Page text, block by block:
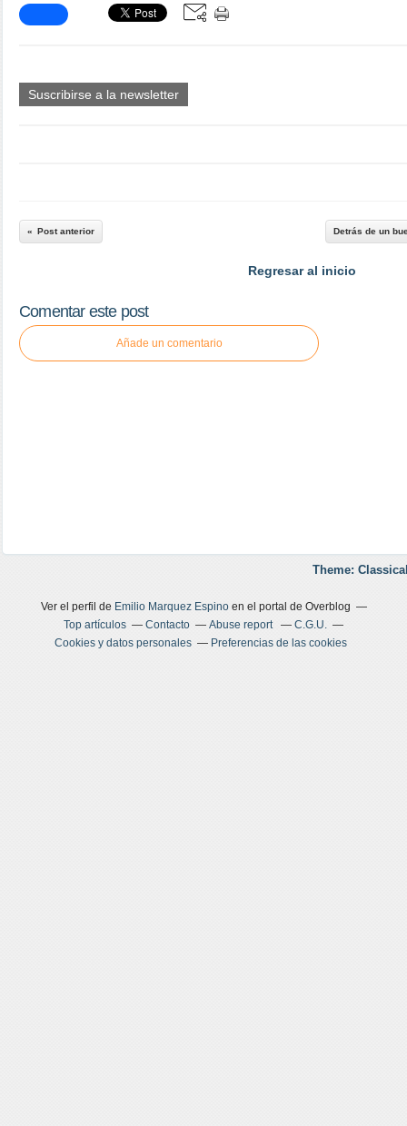
Suscribirse a la newsletter
Post anterior Detrás de un
Regresar al inicio
Comentar este post
Añade un comentario
Theme:
Ver el perfil de Emilio Marquez Espinoen el portal de Overblog
Top artículos
Contacto Abuse report
C.G.U.
Cookies y datos personales
Preferencias de las cookies